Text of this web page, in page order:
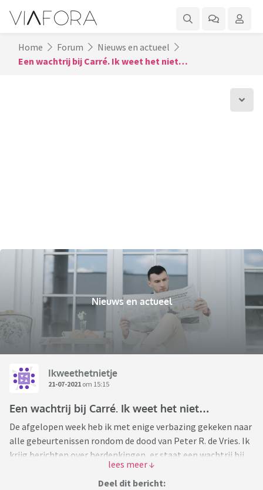
Home Forum
Nieuws en actueel
Een wachtrij bij Carré. Ik weet het niet…
Nieuws en actueel
Ikweethetnietje
21-07-2021 om 15:15
Een wachtrij bij Carré. Ik weet het niet…
De afgelopen week heb ik met enige verbazing gekeken naar
alle gebeurtenissen rondom de dood van Peter R. de Vries. Ik
krijg berichten over herdenkingen, er staat een wachtrij bij
Carré en ik snap eigenlijk niet zo goed waarom.
Nu moet ik eerlijk bekennen dat ik geen grote tv-kijker ben
Deel dit bericht: